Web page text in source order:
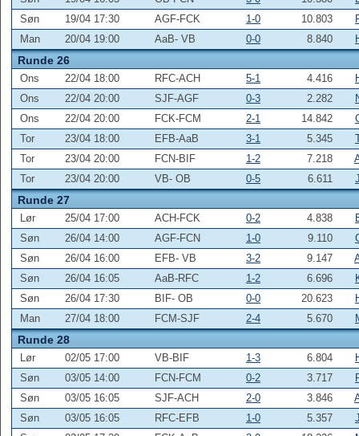
Søn
19/04 17:30 AGF-FCK 1-0 10.803
Man
20/04 19:00 AaB- VB 0-0 8.840
Runde 26
Ons 22/04 18:00 RFC-ACH 5-1 4.416
Ons
22/04 20:00 SJF-AGF 0-3 2.282
Ons
22/04 20:00 FCK-FCM 2-1 14.842
Tor
23/04 18:00 EFB-AaB 3-1 5.345
Tor
23/04 20:00 FCN-BIF 1-2 7.218
Tor
23/04 20:00 VB- OB 0-5 6.611
Runde 27
Lør 25/04 17:00 ACH-FCK 0-2 4.838
Søn
26/04 14:00 AGF-FCN 1-0 9.110
Søn
26/04 16:00 EFB- VB 3-2 9.147
Søn
26/04 16:05 AaB-RFC 1-2 6.696
Søn
26/04 17:30 BIF- OB 0-0 20.623
Man
27/04 18:00 FCM-SJF 2-4 5.670
Runde 28
Lør 02/05 17:00 VB-BIF 1-3 6.804
Søn
03/05 14:00 FCN-FCM 0-2 3.717
Søn
03/05 16:05 SJF-ACH 2-0 3.846
Søn
03/05 16:05 RFC-EFB 1-0 5.357